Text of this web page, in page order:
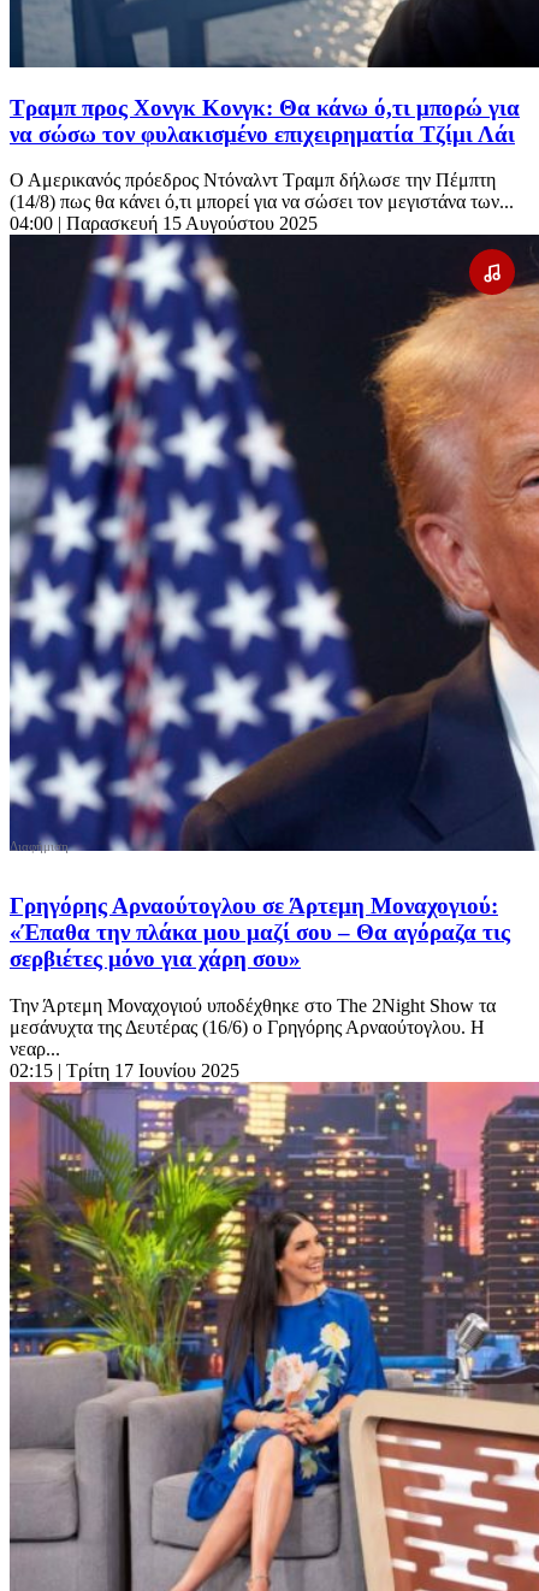
Τραμπ προς Χονγκ Κονγκ: Θα κάνω ό,τι μπορώ για
να σώσω τον φυλακισμένο επιχειρηματία Τζίμι Λάι
Ο Αμερικανός πρόεδρος Ντόναλντ Τραμπ δήλωσε την Πέμπτη
(14/8) πως θα κάνει ό,τι μπορεί για να σώσει τον μεγιστάνα των...
04:00 | Παρασκευή 15 Αυγούστου 2025
Γρηγόρης Αρναούτογλου σε Άρτεμη Μοναχογιού:
«Έπαθα την πλάκα μου μαζί σου – Θα αγόραζα τις
σερβιέτες μόνο για χάρη σου»
Την Άρτεμη Μοναχογιού υποδέχθηκε στο The 2Night Show τα
μεσάνυχτα της Δευτέρας (16/6) ο Γρηγόρης Αρναούτογλου. Η
νεαρ...
02:15 | Τρίτη 17 Ιουνίου 2025